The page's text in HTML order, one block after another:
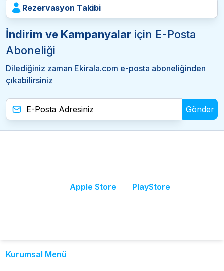
Rezervasyon Takibi
İndirim ve Kampanyalar için E-Posta
Aboneliği
Dilediğiniz zaman Ekirala.com e-posta aboneliğinden
çıkabilirsiniz
Gönder
Apple Store PlayStore
Kurumsal Menü